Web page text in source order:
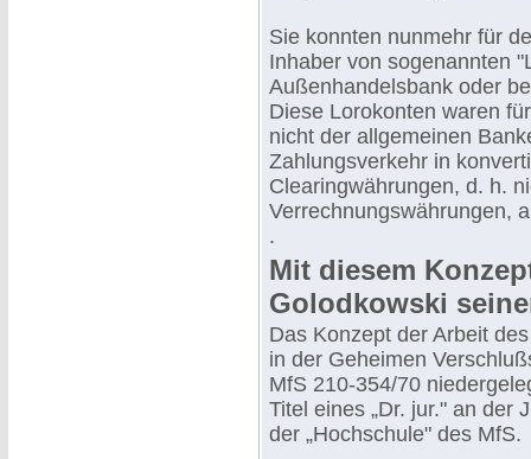
Sie konnten nunmehr für
Inhaber von sogenannten
Außenhandelsbank oder
Diese Lorokonten waren
nicht der allgemeinen
Zahlungsverkehr in
Clearingwährungen, d. h.
Verrechnungswährungen,
.
Mit diesem
Golodkowski
Das Konzept der Arbeit
in der Geheimen
MfS 210-354/70
Titel eines „Dr. jur." an der
der „Hochschule" des MfS.